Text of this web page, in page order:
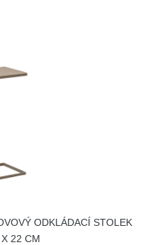
ODKLÁDACÍ STOLEK
22 CM